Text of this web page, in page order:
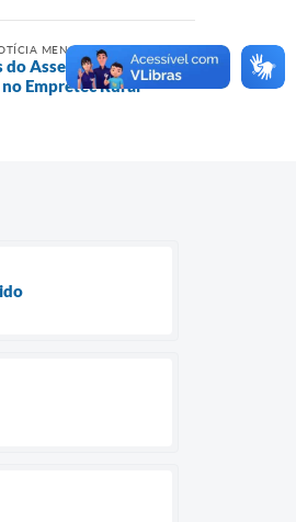
MENOS RECENTE
do Assentamento
Empretec Rural